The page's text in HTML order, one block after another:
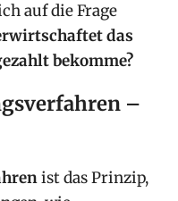
auf die Frage
das
bekomme?
–
ist das Prinzip,